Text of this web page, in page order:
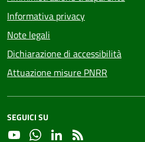
Informativa privacy
Note legali
Dichiarazione di accessibilità
Attuazione misure PNRR
SEGUICI SU
YouTubeWhatsapp
Linkedin